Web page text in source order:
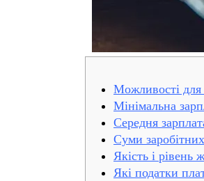
Можливості для
Мінімальна
Середня
Суми
Якість і рівень
Які податки